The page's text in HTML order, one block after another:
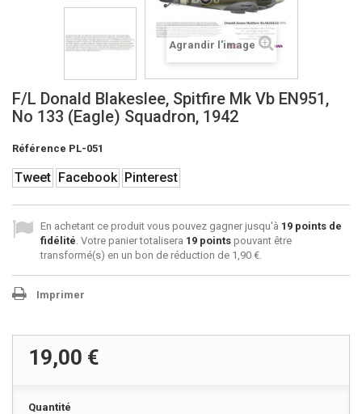
Agrandir l'image
F/L Donald Blakeslee, Spitfire Mk Vb EN951,
No 133 (Eagle) Squadron, 1942
Référence PL-051
Tweet Facebook Pinterest
En achetant ce produit vous pouvez gagner jusqu'à 19 points de
fidélité. Votre panier totalisera 19 points pouvant être
transformé(s) en un bon de réduction de 1,90 €.
Imprimer
19,00 €
Quantité